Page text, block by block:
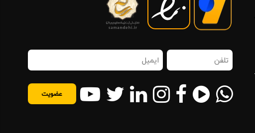
تلفن
همراه
ایمیل
(ضروری)